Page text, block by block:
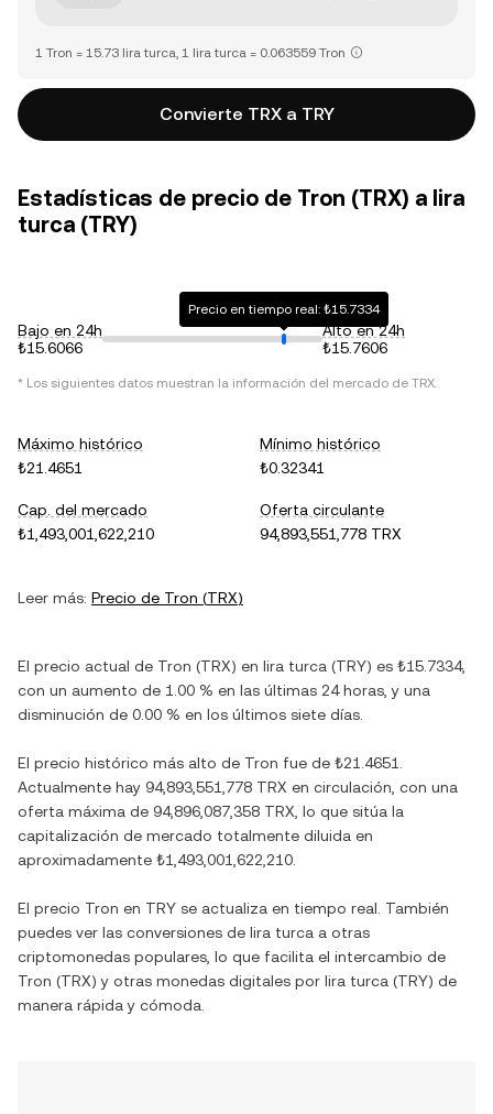
1 Tron = 15.73 lira turca, 1 lira turca = 0.063559 Tron
Convierte TRX a TRY
Estadísticas de precio de Tron (TRX) a lira
turca (TRY)
Bajo en 24h
₺15.6066
Precio en tiempo real: ₺15.7334
Alto en 24h
₺15.7606
* Los siguientes datos muestran la información del mercado de TRX.
Máximo histórico
₺21.4651
Mínimo histórico
₺0.32341
Cap. del mercado
₺1,493,001,622,210
Oferta circulante
94,893,551,778 TRX
Leer más: Precio de Tron (TRX)
El precio actual de Tron (TRX) en lira turca (TRY) es ₺15.7334,
con un aumento de 1.00 % en las últimas 24 horas, y una
disminución de 0.00 % en los últimos siete días.
El precio histórico más alto de Tron fue de ₺21.4651
Actualmente hay 94,893,551,778 TRX en circulación, con una
oferta máxima de 94,896,087,358 TRX , lo que sitúa la
capitalización de mercado totalmente diluida en
aproximadamente ₺1,493,001,622,210
El precio Tron en TRY se actualiza en tiempo real. También
puedes ver las conversiones de lira turca a otras
criptomonedas populares, lo que facilita el intercambio de
Tron (TRX) y otras monedas digitales por lira turca (TRY) de
manera rápida y cómoda.